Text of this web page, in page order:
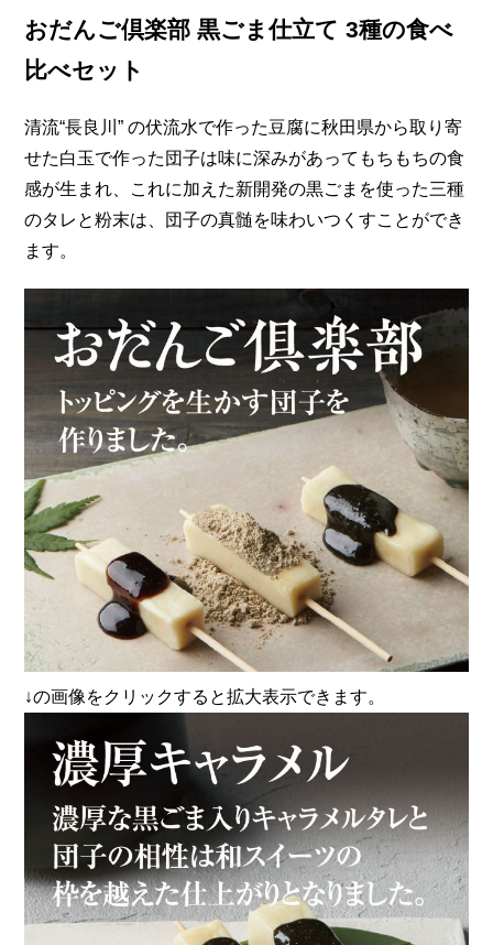
おだんご倶楽部 黒ごま仕立て 3種の食べ
比べセット
清流“長良川” の伏流水で作った豆腐に秋田県から取り寄
せた白玉で作った団子は味に深みがあってもちもちの食
感が生まれ、これに加えた新開発の黒ごまを使った三種
のタレと粉末は、団子の真髄を味わいつくすことができ
ます。
↓の画像をクリックすると拡大表示できます。